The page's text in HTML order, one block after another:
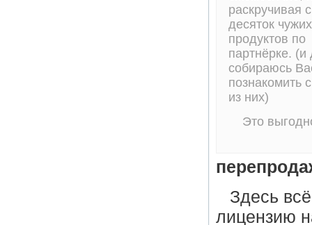
раскручивая с
десяток чужих
продуктов по
партнёрке. (и
собираюсь
познакомить
из них)
Это
Здесь
лицензию